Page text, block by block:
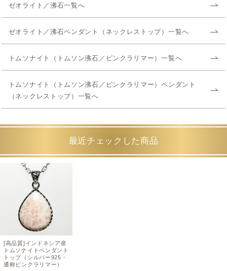
ゼオライト／沸石一覧へ
ゼオライト／沸石ペンダント（ネックレストップ）一覧へ
トムソナイト（トムソン沸石／ピンクラリマー）一覧へ
トムソナイト（トムソン沸石／ピンクラリマー）ペンダント
（ネックレストップ）一覧へ
最近チェックした商品
[高品質]インドネシア産
トムソナイトペンダント
トップ（シルバー925・
通称ピンクラリマー）